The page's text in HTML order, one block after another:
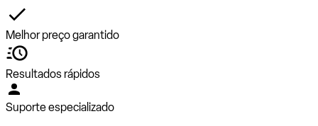
Melhor preço garantido
Resultados rápidos
Suporte especializado